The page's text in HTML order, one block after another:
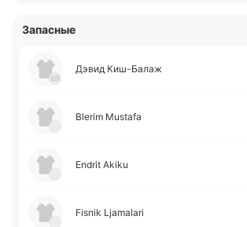
Запасные
Дэвид Ки­ш-Ба­лаж
Blerim Mustafa
Endrit Akiku
Fisnik Ljamalari